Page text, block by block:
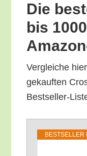
Die
bis
Ver­glei­che
ge­kauf­ten
Bestseller-
BEST­SEL­LER